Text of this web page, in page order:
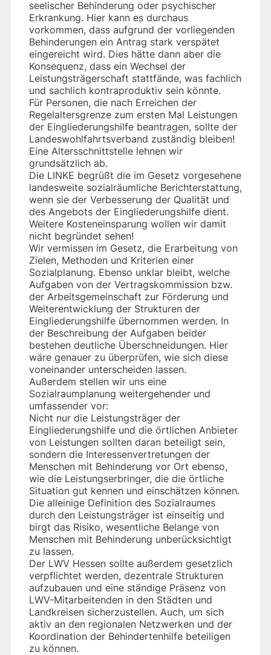
seelischer Behinderung oder psychischer
Erkrankung. Hier kann es durchaus
vorkommen, dass aufgrund der vorliegenden
Behinderungen ein Antrag stark verspätet
eingereicht wird. Dies hätte dann aber die
Konsequenz, dass ein Wechsel der
Leistungsträgerschaft stattfände, was fachlich
und sachlich kontraproduktiv sein könnte.
Für Personen, die nach Erreichen der
Regelaltersgrenze zum ersten Mal Leistungen
der Eingliederungshilfe beantragen, sollte der
Landeswohlfahrtsverband zuständig bleiben!
Eine Altersschnittstelle lehnen wir
grundsätzlich ab.
Die LINKE begrüßt die im Gesetz vorgesehene
landesweite sozialräumliche Berichterstattung,
wenn sie der Verbesserung der Qualität und
des Angebots der Eingliederungshilfe dient.
Weitere Kosteneinsparung wollen wir damit
nicht begründet sehen!
Wir vermissen im Gesetz, die Erarbeitung von
Zielen, Methoden und Kriterien einer
Sozialplanung. Ebenso unklar bleibt, welche
Aufgaben von der Vertragskommission bzw.
der Arbeitsgemeinschaft zur Förderung und
Weiterentwicklung der Strukturen der
Eingliederungshilfe übernommen werden. In
der Beschreibung der Aufgaben beider
bestehen deutliche Überschneidungen. Hier
wäre genauer zu überprüfen, wie sich diese
voneinander unterscheiden lassen.
Außerdem stellen wir uns eine
Sozialraumplanung weitergehender und
umfassender vor:
Nicht nur die Leistungsträger der
Eingliederungshilfe und die örtlichen Anbieter
von Leistungen sollten daran beteiligt sein,
sondern die Interessenvertretungen der
Menschen mit Behinderung vor Ort ebenso,
wie die Leistungserbringer, die die örtliche
Situation gut kennen und einschätzen können.
Die alleinige Definition des Sozialraumes
durch den Leistungsträger ist einseitig und
birgt das Risiko, wesentliche Belange von
Menschen mit Behinderung unberücksichtigt
zu lassen.
Der LWV Hessen sollte außerdem gesetzlich
verpflichtet werden, dezentrale Strukturen
aufzubauen und eine ständige Präsenz von
LWV-Mitarbeitenden in den Städten und
Landkreisen sicherzustellen. Auch, um sich
aktiv an den regionalen Netzwerken und der
Koordination der Behindertenhilfe beteiligen
zu können.